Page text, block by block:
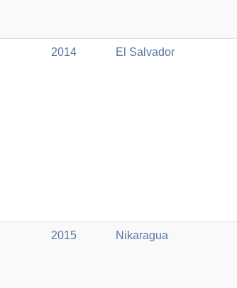
2014 El Salvador
2015 Nikaragua